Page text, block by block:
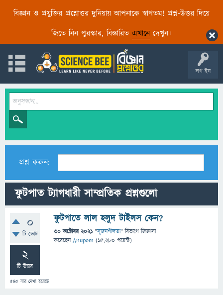
বিজ্ঞান ও প্রযুক্তির প্রশ্নোত্তর দুনিয়ায় আপনাকে স্বাগতম! প্রশ্ন-উত্তর দিয়ে
জিতে নিন পুরস্কার, বিস্তারিত এখানেদেখুন।
লগ ইন
প্রশ্ন করুন:
ফুটপাত ট্যাগধারী সাম্প্রতিক প্রশ্নগুলো
0
টি ভোট
2
টি উত্তর
545 বার দেখা হয়েছে
ফুটপাতে লাল হলুদ টাইলস কেন?
30 অক্টোবর 2021 "সৃজনশীলতা" বিভাগে জিজ্ঞাসা
করেছেনAnupom (15,280 পয়েন্ট)